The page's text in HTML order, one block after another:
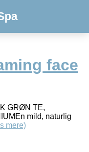
face
GRØN TE,
mild, naturlig
mere)